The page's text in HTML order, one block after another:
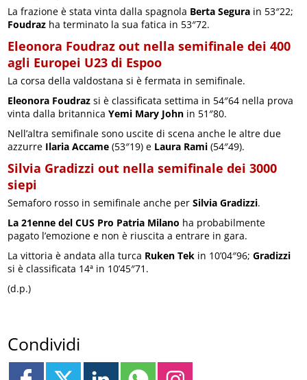
La frazione è stata vinta dalla spagnola Berta Segura in 53″22;
Foudraz ha terminato la sua fatica in 53″72.
Eleonora Foudraz out nella semifinale dei 400
agli Europei U23 di Espoo
La corsa della valdostana si è fermata in semifinale.
Eleonora Foudraz si è classificata settima in 54″64 nella prova
vinta dalla britannicaYemi Mary John in 51″80.
Nell’altra semifinale sono uscite di scena anche le altre due
azzurre Ilaria Accame (53″19) e Laura Rami (54″49).
Silvia Gradizzi out nella semifinale dei 3000
siepi
Semaforo rosso in semifinale anche perSilvia Gradizzi.
La 21enne del CUS Pro Patria Milano ha probabilmente
pagato l’emozione e non è riuscita a entrare in gara.
La vittoria è andata alla turca Ruken Tek in 10’04″96;Gradizzi
si è classificata 14ª in 10’45″71.
(d.p.)
Condividi